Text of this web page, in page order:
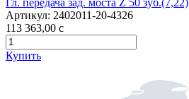
Гл. передача зад. моста Z 50 зуб.(7,22)
Артикул: 2402011-20-4326
113 363,00 c
Купить